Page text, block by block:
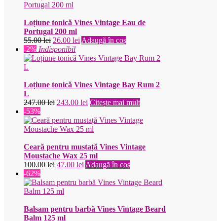
fost:
Loțiune tonică Vines Vintage Eau de
Portugal 200 ml
55.00lei Prețul
inițial
a
26.00 lei Prețul
este:
Adaugă în coș
-2% Indisponibil
Loțiune tonică Vines Vintage Bay Rum 2
L
247.00lei Prețul
a
fost:
243.00 lei Prețul
este:
243.00 lei.
Citește mai mult
-53%
Ceară pentru mustață Vines Vintage
Moustache Wax 25 ml
100.00lei Prețul
a
fost:
47.00 lei Prețul
este:
Adaugă în coș
-62%
Balsam pentru barbă Vines Vintage Beard
Balm 125 ml